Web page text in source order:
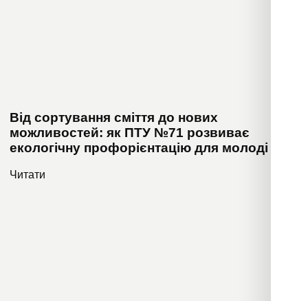
Від сортування сміття до нових
можливостей: як ПТУ №71 розвиває
екологічну профорієнтацію для молоді
Читати